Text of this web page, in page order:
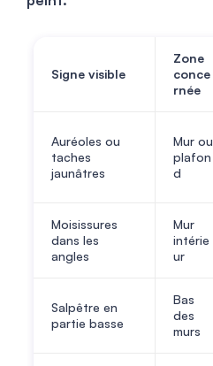
Signe visible
Zone
conce
rnée
Auréoles ou
taches
jaunâtres
Mur ou
plafon
d
Moisissures
dans les
angles
Mur
intérie
ur
Salpêtre en
partie basse
Bas
des
murs